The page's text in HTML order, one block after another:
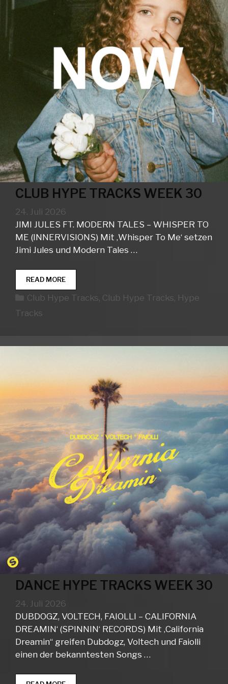
CLUB HYPE TRACKS WEEK 30
24. Juli 2026
JIMI JULES FT. MODERN TALES – WHISPER TO
ME (INNERVISIONS) Mit ‚Whisper To Me‘ setzen
Jimi Jules und Modern Tales …
READ MORECLUB
HYPE
TRACKS
Kategorien
Club Hype Tracks, Club Hype Tracks, Hype
Tracks
DANCE HYPE TRACKS WEEK 30
24. Juli 2026
DUBDOGZ, VOLTECH, FAIOLLI – CALIFORNIA
DREAMIN‘ (SPINNIN‘ RECORDS) Mit ‚California
Dreamin“ greifen Dubdogz, Voltech und Faiolli
einen der bekanntesten Songs …